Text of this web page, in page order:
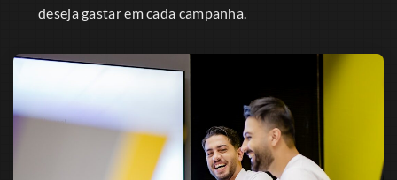
deseja gastar em cada campanha.